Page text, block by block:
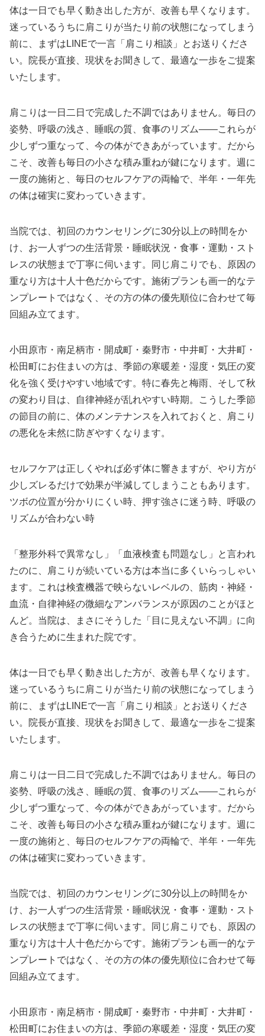
体は一日でも早く動き出した方が、改善も早くなります。
迷っているうちに肩こりが当たり前の状態になってしまう
前に、まずはLINEで一言「肩こり相談」とお送りくださ
い。院長が直接、現状をお聞きして、最適な一歩をご提案
いたします。
肩こりは一日二日で完成した不調ではありません。毎日の
姿勢、呼吸の浅さ、睡眠の質、食事のリズム——これらが
少しずつ重なって、今の体ができあがっています。だから
こそ、改善も毎日の小さな積み重ねが鍵になります。週に
一度の施術と、毎日のセルフケアの両輪で、半年・一年先
の体は確実に変わっていきます。
当院では、初回のカウンセリングに30分以上の時間をか
け、お一人ずつの生活背景・睡眠状況・食事・運動・スト
レスの状態まで丁寧に伺います。同じ肩こりでも、原因の
重なり方は十人十色だからです。施術プランも画一的なテ
ンプレートではなく、その方の体の優先順位に合わせて毎
回組み立てます。
小田原市・南足柄市・開成町・秦野市・中井町・大井町・
松田町にお住まいの方は、季節の寒暖差・湿度・気圧の変
化を強く受けやすい地域です。特に春先と梅雨、そして秋
の変わり目は、自律神経が乱れやすい時期。こうした季節
の節目の前に、体のメンテナンスを入れておくと、肩こり
の悪化を未然に防ぎやすくなります。
セルフケアは正しくやれば必ず体に響きますが、やり方が
少しズレるだけで効果が半減してしまうこともあります。
ツボの位置が分かりにくい時、押す強さに迷う時、呼吸の
リズムが合わない時
「整形外科で異常なし」「血液検査も問題なし」と言われ
たのに、肩こりが続いている方は本当に多くいらっしゃい
ます。これは検査機器で映らないレベルの、筋肉・神経・
血流・自律神経の微細なアンバランスが原因のことがほと
んど。当院は、まさにそうした「目に見えない不調」に向
き合うために生まれた院です。
体は一日でも早く動き出した方が、改善も早くなります。
迷っているうちに肩こりが当たり前の状態になってしまう
前に、まずはLINEで一言「肩こり相談」とお送りくださ
い。院長が直接、現状をお聞きして、最適な一歩をご提案
いたします。
肩こりは一日二日で完成した不調ではありません。毎日の
姿勢、呼吸の浅さ、睡眠の質、食事のリズム——これらが
少しずつ重なって、今の体ができあがっています。だから
こそ、改善も毎日の小さな積み重ねが鍵になります。週に
一度の施術と、毎日のセルフケアの両輪で、半年・一年先
の体は確実に変わっていきます。
当院では、初回のカウンセリングに30分以上の時間をか
け、お一人ずつの生活背景・睡眠状況・食事・運動・スト
レスの状態まで丁寧に伺います。同じ肩こりでも、原因の
重なり方は十人十色だからです。施術プランも画一的なテ
ンプレートではなく、その方の体の優先順位に合わせて毎
回組み立てます。
小田原市・南足柄市・開成町・秦野市・中井町・大井町・
松田町にお住まいの方は、季節の寒暖差・湿度・気圧の変